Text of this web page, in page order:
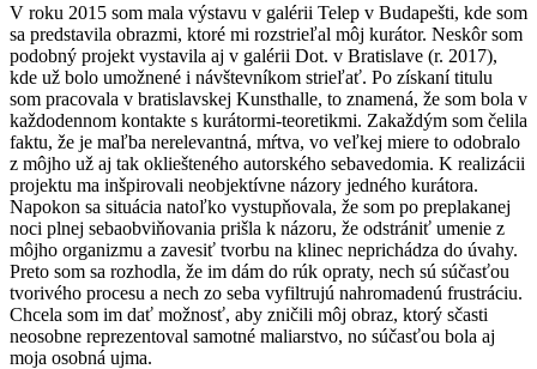
V roku 2015 som mala výstavu v galérii Telep v Budapešti, kde som
sa predstavila obrazmi, ktoré mi rozstrieľal môj kurátor. Neskôr som
podobný projekt vystavila aj v galérii Dot. v Bratislave (r. 2017),
kde už bolo umožnené i návštevníkom strieľať. Po získaní titulu
som pracovala v bratislavskej Kunsthalle, to znamená, že som bola v
každodennom kontakte s kurátormi-teoretikmi. Zakaždým som čelila
faktu, že je maľba nerelevantná, mŕtva, vo veľkej miere to odobralo
z môjho už aj tak okliešteného autorského sebavedomia. K realizácii
projektu ma inšpirovali neobjektívne názory jedného kurátora.
Napokon sa situácia natoľko vystupňovala, že som po preplakanej
noci plnej sebaobviňovania prišla k názoru, že odstrániť umenie z
môjho organizmu a zavesiť tvorbu na klinec neprichádza do úvahy.
Preto som sa rozhodla, že im dám do rúk opraty, nech sú súčasťou
tvorivého procesu a nech zo seba vyfiltrujú nahromadenú frustráciu.
Chcela som im dať možnosť, aby zničili môj obraz, ktorý sčasti
neosobne reprezentoval samotné maliarstvo, no súčasťou bola aj
moja osobná ujma.